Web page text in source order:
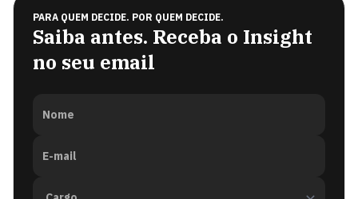
PARA QUEM DECIDE. POR QUEM DECIDE.
Saiba antes. Receba o Insight
no seu email
Nome
E-mail